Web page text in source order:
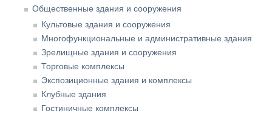
Общественные здания и сооружения
Культовые здания и сооружения
Многофункциональные и административные здания
Зрелищные здания и сооружения
Торговые комплексы
Экспозиционные здания и комплексы
Клубные здания
Гостиничные комплексы